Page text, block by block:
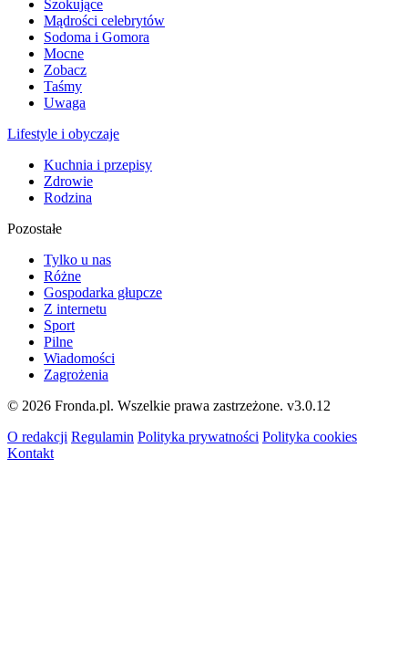
Szokujące
Mądrości celebrytów
Sodoma i Gomora
Mocne
Zobacz
Taśmy
Uwaga
Lifestyle i obyczaje
Kuchnia i przepisy
Zdrowie
Rodzina
Pozostałe
Tylko u nas
Różne
Gospodarka głupcze
Z internetu
Sport
Pilne
Wiadomości
Zagrożenia
© 2026 Fronda.pl. Wszelkie prawa zastrzeżone. v3.0.12
O redakcji Regulamin Polityka prywatności Polityka cookies
Kontakt